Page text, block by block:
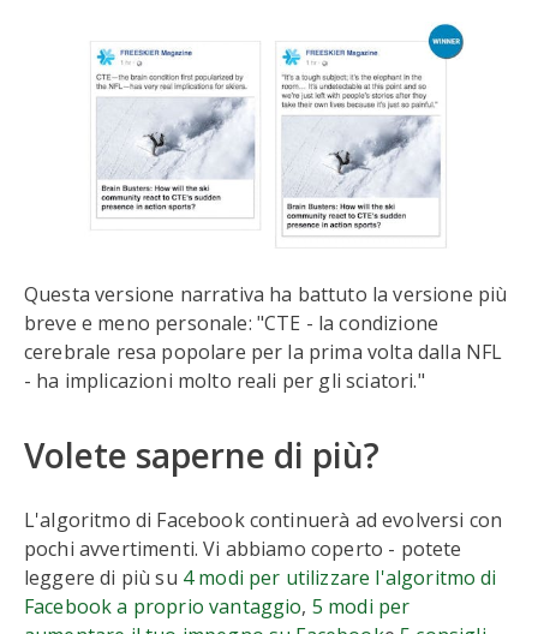
Questa versione narrativa ha battuto la versione più
breve e meno personale: "CTE - la condizione
cerebrale resa popolare per la prima volta dalla NFL
- ha implicazioni molto reali per gli sciatori."
Volete saperne di più?
L'algoritmo di Facebook continuerà ad evolversi con
pochi avvertimenti. Vi abbiamo coperto - potete
leggere di più su 4 modi per utilizzare l'algoritmo di
Facebook a proprio vantaggio, 5 modi per